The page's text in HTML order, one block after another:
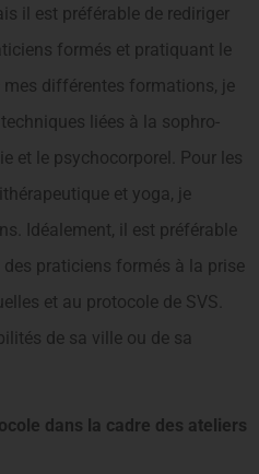
il est préférable de rediriger
formés et pratiquant le
mes différentes formations, je
liées à la sophro­
et le psychocorporel. Pour les
et yoga, je
Idéalement, il est préférable
praticiens formés à la prise
et au protocole de SVS.
de sa ville ou de sa
dans la cadre des ateliers